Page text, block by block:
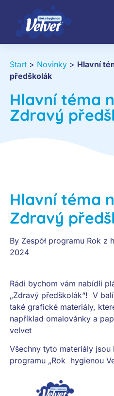
Start > Novinky > Hlavní
předškolák
Hlavní téma
Zdravý
Hlavní téma
Zdravý
By Zespół programu Rok z
2024
Rádi bychom vám nabídli
„Zdravý předškolák“! V
také grafické materiály,
například omalovánky a
velvet
Všechny tyto materiály
programu „Rok hygienou